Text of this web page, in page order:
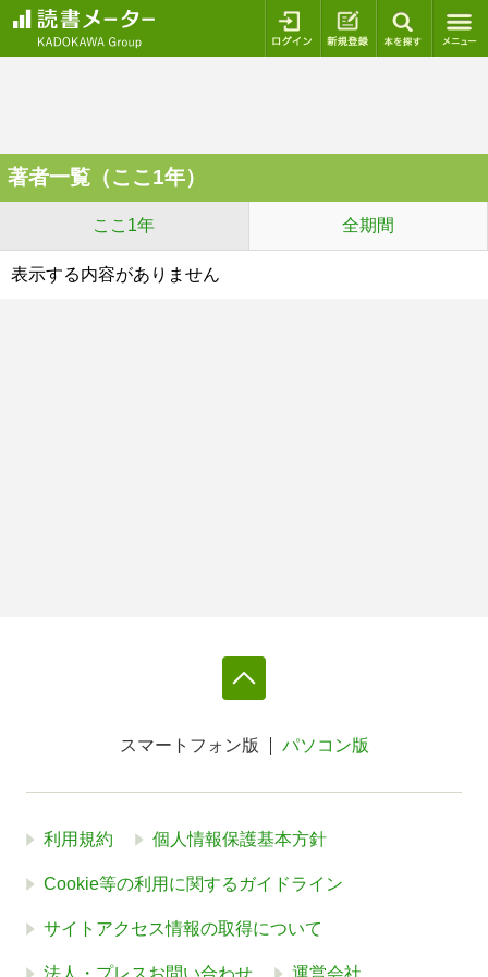
ログイン 新規登録
著者一覧（ここ1年）
ここ1年 全期間
表示する内容がありません
スマートフォン版 パソコン版
利用規約 個人情報保護基本方針
Cookie等の利用に関するガイドライン
サイトアクセス情報の取得について
法人・プレスお問い合わせ 運営会社